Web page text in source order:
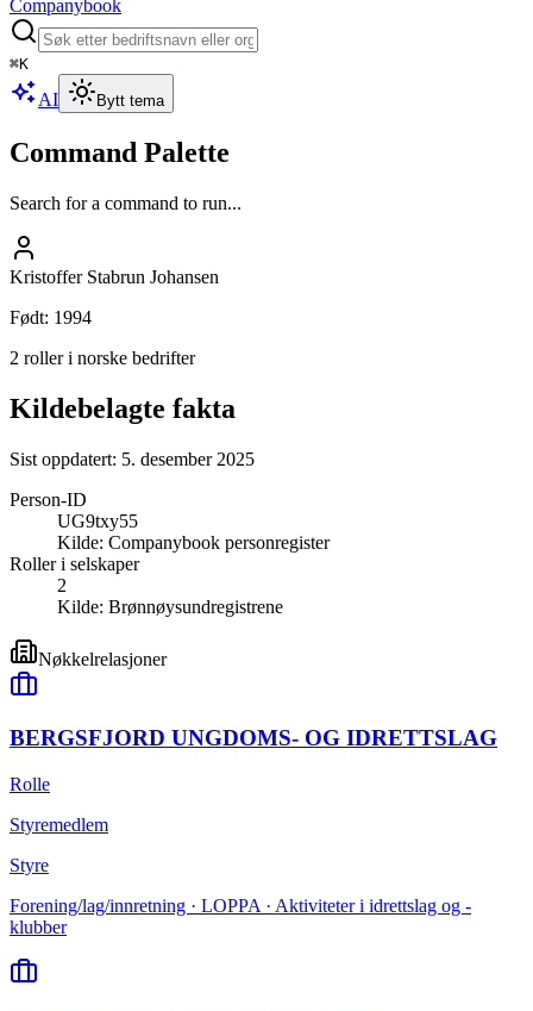
Companybook
⌘K
AI Bytt tema
Command Palette
Search for a command to run...
Kristoffer Stabrun Johansen
Født: 1994
2 roller i norske bedrifter
Kildebelagte fakta
Sist oppdatert: 5. desember 2025
Person-ID
UG9txy55
Kilde: Companybook personregister
Roller i selskaper
2
Kilde: Brønnøysundregistrene
Nøkkelrelasjoner
BERGSFJORD UNGDOMS- OG IDRETTSLAG
Rolle
Styremedlem
Styre
Forening/lag/innretning · LOPPA · Aktiviteter i idrettslag og -
klubber